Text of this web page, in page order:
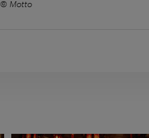
© Motto